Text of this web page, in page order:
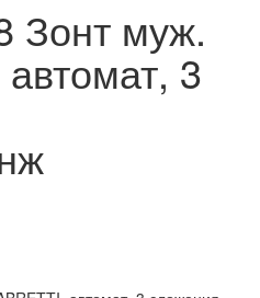
Зонт муж.
3